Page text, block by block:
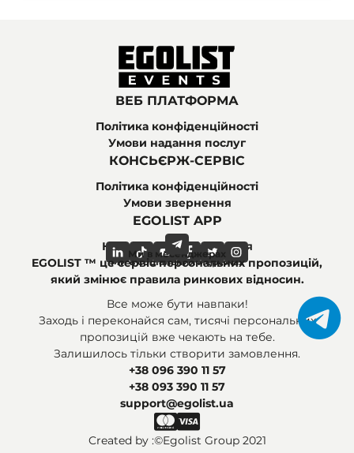
ВЕБ ПЛАТФОРМА
Політика конфіденційності
Умови надання послуг
КОНСЬЄРЖ-СЕРВІС
Політика конфіденційності
Умови звернення
EGOLIST APP
Найпоширеніші питання
Ми в соціальних мережах
Ми в месенджерах
EGOLIST ™ це сервіс персональних пропозицій,
який змінює правила ринкових відносин.
Все може бути навпаки!
Заходь і переконайся сам, тисячі персональних
пропозицій вже чекають на тебе.
Залишилось тільки створити замовлення.
+38 096 390 11 57
+38 093 390 11 57
support@egolist.ua
Created by :©Egolist Group 2021